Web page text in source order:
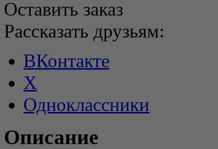
Оставить заказ
Рассказать друзьям:
ВКонтакте
X
Одноклассники
Описание